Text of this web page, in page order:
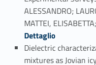
ALESSANDRO;
MATTEI,
Dettaglio
Dielectric
mixtures as Jovian